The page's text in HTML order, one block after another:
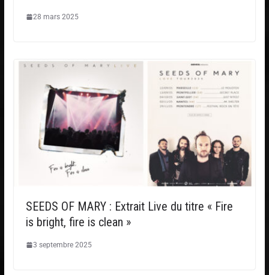
28 mars 2025
SEEDS OF MARY : Extrait Live du titre « Fire
is bright, fire is clean »
3 septembre 2025